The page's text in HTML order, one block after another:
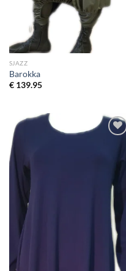
SJAZZ
Barokka
€139.95
wenslijst